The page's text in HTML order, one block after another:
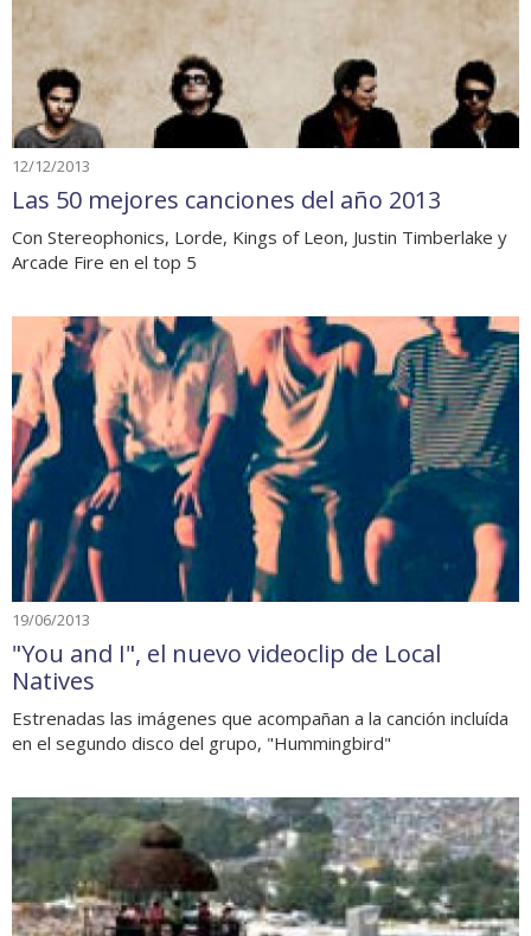
12/12/2013
Las 50 mejores canciones del año 2013
Con Stereophonics, Lorde, Kings of Leon, Justin Timberlake y
Arcade Fire en el top 5
19/06/2013
"You and I", el nuevo videoclip de Local
Natives
Estrenadas las imágenes que acompañan a la canción incluída
en el segundo disco del grupo, "Hummingbird"